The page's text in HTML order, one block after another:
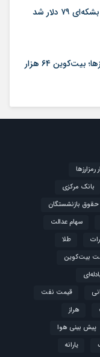
دلار شد
آخرین وضعیت بازار رمزارزها؛ بیت‌کوین ۶۴ هزار
رمزارزها
بانک مرکزی
حقوق بازنشستگان
سهام عدالت
طلا
بیت‌کوین
قیمت نفت
هراز
پیش بینی هوا
یارانه